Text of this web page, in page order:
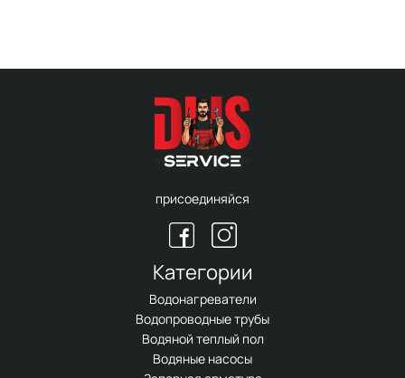
присоединяйся
Категории
Водонагреватели
Водопроводные трубы
Водяной теплый пол
Водяные насосы